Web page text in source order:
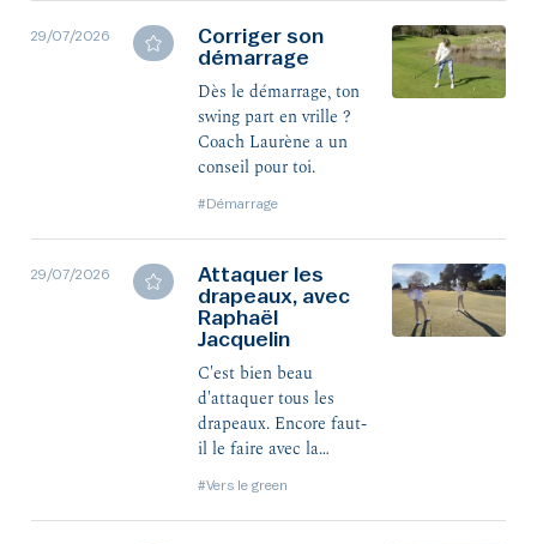
du wedging, monsieur
Dubuisson.
29/07/2026
Corriger son
démarrage
Dès le démarrage, ton
swing part en vrille ?
Coach Laurène a un
conseil pour toi.
#Démarrage
29/07/2026
Attaquer les
drapeaux, avec
Raphaël
Jacquelin
C'est bien beau
d'attaquer tous les
drapeaux. Encore faut-
il le faire avec la
balle !
#Vers le green